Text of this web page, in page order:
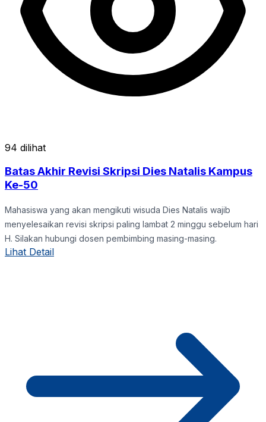
94 dilihat
Batas Akhir Revisi Skripsi Dies Natalis Kampus
Ke-50
Mahasiswa yang akan mengikuti wisuda Dies Natalis wajib
menyelesaikan revisi skripsi paling lambat 2 minggu sebelum hari
H. Silakan hubungi dosen pembimbing masing-masing.
Lihat Detail